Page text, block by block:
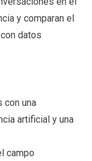
y comparan el
datos
con una
artificial y una
campo